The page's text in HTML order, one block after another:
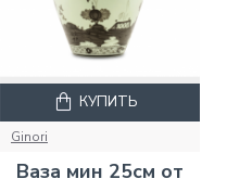
Ginori
Ваза мин 25см от
КУПИТЬ